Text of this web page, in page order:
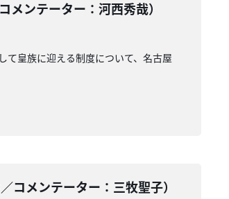
メンテーター：河西秀哉）
て皇族に迎える制度について、名古屋
コメンテーター：三牧聖子）